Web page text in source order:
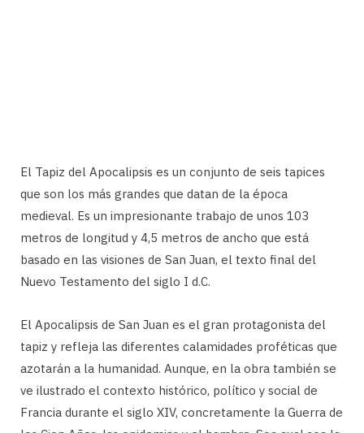
El Tapiz del Apocalipsis es un conjunto de seis tapices
que son los más grandes que datan de la época
medieval. Es un impresionante trabajo de unos 103
metros de longitud y 4,5 metros de ancho que está
basado en las visiones de San Juan, el texto final del
Nuevo Testamento del siglo I d.C.
El Apocalipsis de San Juan es el gran protagonista del
tapiz y refleja las diferentes calamidades proféticas que
azotarán a la humanidad. Aunque, en la obra también se
ve ilustrado el contexto histórico, político y social de
Francia durante el siglo XIV, concretamente la Guerra de